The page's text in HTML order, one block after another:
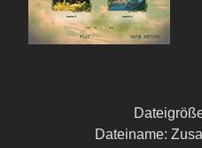
Dateiname: